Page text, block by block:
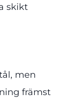
skikt
men
främst